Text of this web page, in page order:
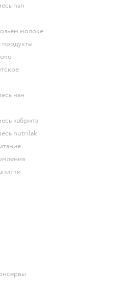
nan
молоке
продукты
нан
кабрита
nutrilak